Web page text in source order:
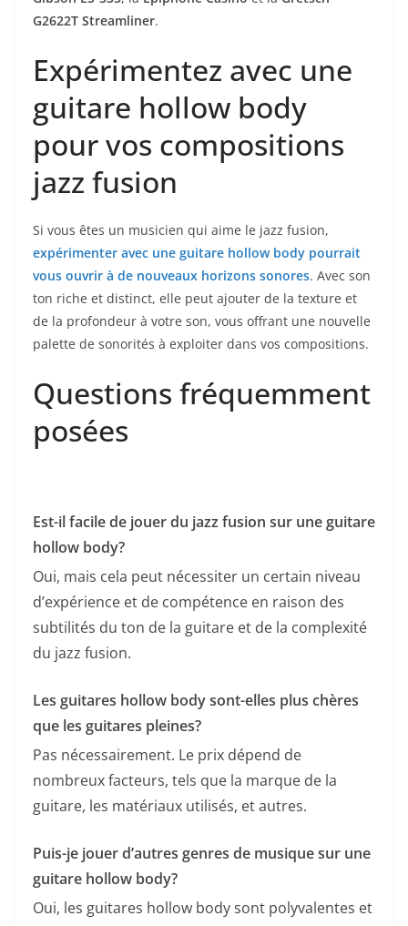
G2622T Streamliner.
Expérimentez ​avec une‍
guitare ‍hollow body
pour vos compositions
jazz fusion
Si vous êtes un musicien qui aime​ le jazz fusion,
expérimenter avec ⁤une guitare hollow⁢ body pourrait
vous ⁤ouvrir à de nouveaux ⁣horizons sonores. Avec son
ton riche et distinct, elle peut ajouter de la texture et
de la profondeur à votre son, ‌vous offrant une nouvelle
palette de sonorités à exploiter dans ​vos compositions.
Questions ‌fréquemment
posées
Est-il⁢ facile de‍ jouer du jazz fusion sur une guitare
hollow body?
Oui,⁢ mais ⁣cela peut nécessiter un certain ⁤niveau
d’expérience et de compétence en raison des
subtilités du ton⁤ de la guitare et de la​ complexité
du jazz ‌fusion.⁤
Les guitares hollow body sont-elles plus chères
que les‌ guitares pleines?
Pas nécessairement. Le prix dépend de
nombreux facteurs,‍ tels que la marque de la
⁢guitare, les matériaux utilisés, et autres.
Puis-je jouer d’autres genres de musique sur une
guitare hollow body?
Oui, les guitares hollow body sont polyvalentes et